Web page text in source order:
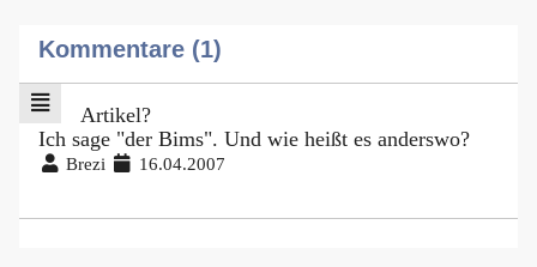
Kommentare (1)
Artikel?
Ich sage "der Bims". Und wie heißt es anderswo?
Brezi 16.04.2007